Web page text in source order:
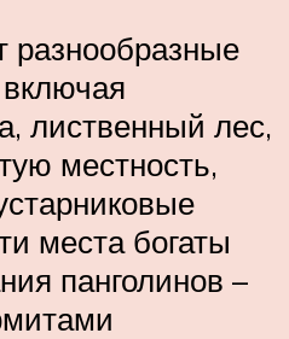
лиственный лес,
местность,
места богаты
панголинов –